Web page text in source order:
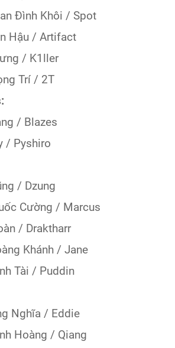
Đình Khôi / Spot
Hậu / Artifact
/ K1ller
Trí / 2T
/ Blazes
/ Pyshiro
/ Dzung
Cường / Marcus
/ Draktharr
Khánh / Jane
Tài / Puddin
Nghĩa / Eddie
Hoàng / Qiang